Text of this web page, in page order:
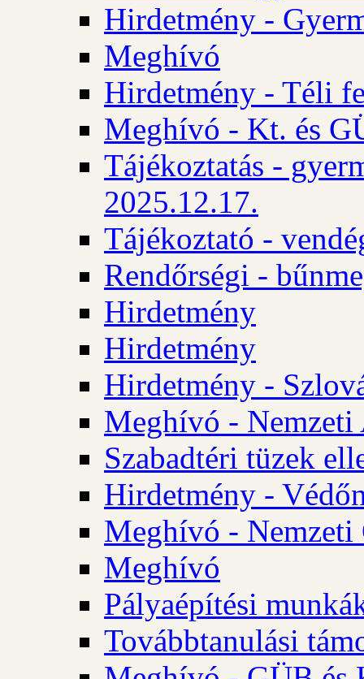
Hirdetmény -
Meghívó
Hirdetmény - Téli
Meghívó - Kt. és
Tájékoztatás -
2025.12.17.
Tájékoztató -
Rendőrségi -
Hirdetmény
Hirdetmény
Hirdetmény -
Meghívó - Nemzeti
Szabadtéri tüzek
Hirdetmény -
Meghívó - Nemzeti
Meghívó
Pályaépítési
Továbbtanulási